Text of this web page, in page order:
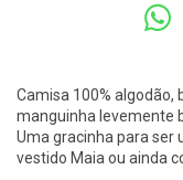
Camisa 100% algodão,
manguinha levemente
Uma gracinha para ser
vestido Maia ou ainda